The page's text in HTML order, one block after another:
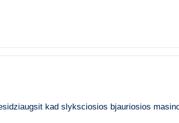
kad slyksciosios bjauriosios